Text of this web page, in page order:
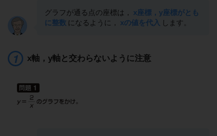
グラフが通る点の座標は，
x座標，y座標がとも
に整数 になるように， xの値を代入 します。
x軸，y軸と交わらないように注意